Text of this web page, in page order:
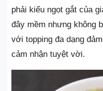
phải kiểu ngọt gắt của
đây mềm nhưng không
với topping đa dạng
cảm nhận tuyệt vời.